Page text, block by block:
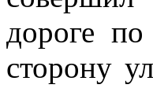
дороге
сторону